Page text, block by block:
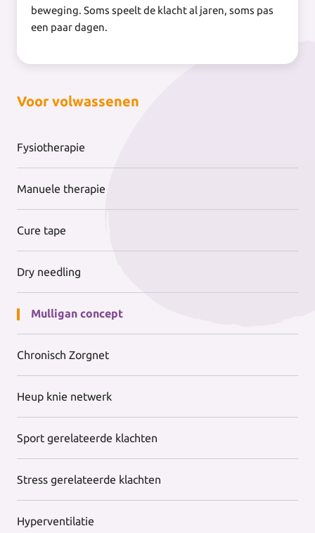
beweging. Soms speelt de klacht al jaren, soms pas
een paar dagen.
Voor volwassenen
Fysiotherapie
Manuele therapie
Cure tape
Dry needling
Mulligan concept
Chronisch Zorgnet
Heup knie netwerk
Sport gerelateerde klachten
Stress gerelateerde klachten
Hyperventilatie